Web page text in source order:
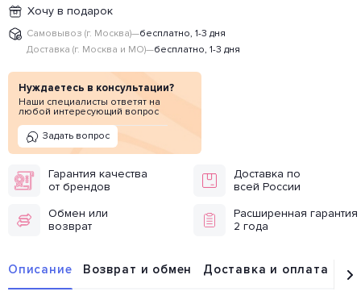
Хочу в подарок
Самовывоз (г. Москва)—бесплатно, 1-3 дня
Доставка (г. Москва и МО)—бесплатно, 1-3 дня
Нуждаетесь в консультации?
Наши специалисты ответят на
любой интересующий вопрос
Задать вопрос
Гарантия качества
от брендов
Доставка по
всей России
Обмен или
возврат
Расширенная гарантия
2 года
Описание Возврат и обмен Доставка и оплата